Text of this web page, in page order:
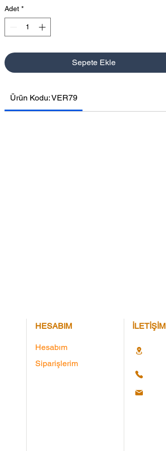
Adet *
Sepete Ekle
Ürün Kodu: VER79
HESABIM
Hesabım
Siparişlerim
İLETİŞİM